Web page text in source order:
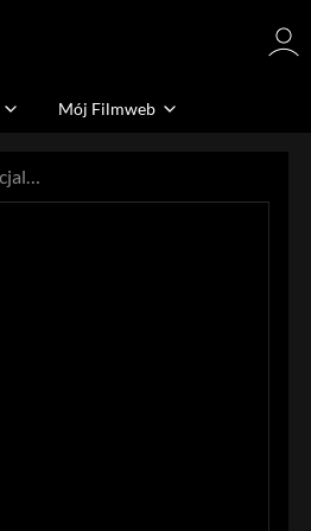
Mój Filmweb
Oficjalny zwiastun / trailer nr 1